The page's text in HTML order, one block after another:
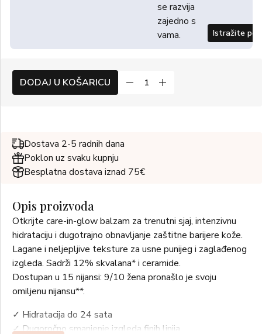
se razvija
zajedno s
vama.
Istražite
DODAJ U KOŠARICU
Dostava 2-5 radnih dana
Poklon uz svaku kupnju
Besplatna dostava iznad 75€
Opis proizvoda
Otkrijte care-in-glow balzam za trenutni sjaj, intenzivnu
hidrataciju i dugotrajno obnavljanje zaštitne barijere kože.
Lagane i neljepljive teksture za usne punijeg i zaglađenog
izgleda. Sadrži 12% skvalana* i ceramide.
Dostupan u 15 nijansi: 9/10 žena pronašlo je svoju
omiljenu nijansu**.
✓ Hidratacija do 24 sata
✓ Dugoročno smanjenje izgleda finih linija